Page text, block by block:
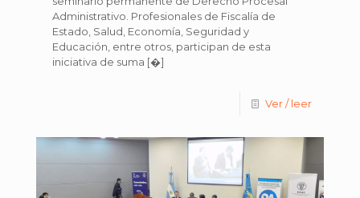
Administrativo. Profesionales de Fiscalía de
Estado, Salud, Economía, Seguridad y
Educación, entre otros, participan de esta
iniciativa de suma [�]
Ver / leer